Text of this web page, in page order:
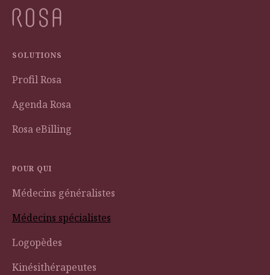
SOLUTIONS
Profil Rosa
Agenda Rosa
Rosa eBilling
POUR QUI
Médecins généralistes
Médecins spécialistes
Logopèdes
Kinésithérapeutes